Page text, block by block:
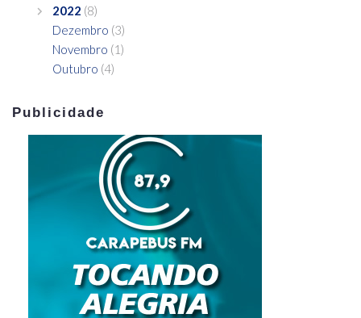
2022 (8)
Dezembro (3)
Novembro (1)
Outubro (4)
Publicidade